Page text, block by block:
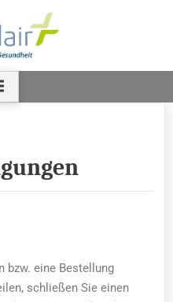
bzw. eine Bestellung
schließen Sie einen